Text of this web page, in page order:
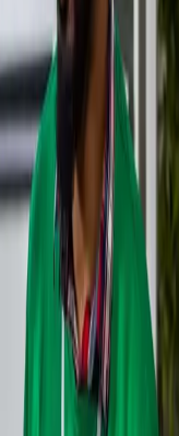
ideias, tecnologias e
competitiva no
como
inteligência
blockchain para criar
disruptivos;
e serviços locais, o
conexões mais
sólidos e
e outros stakeholders,
nichos de mercado com
direcionadas a
como
comunidades locais e
social e ambiental.
de inovação?